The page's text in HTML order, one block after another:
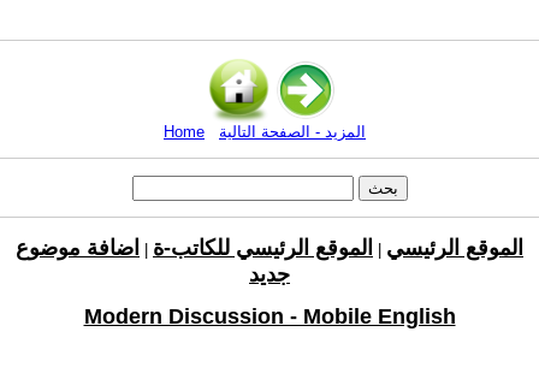
Home المزيد - الصفحة التالية
الموقع الرئيسي الموقع الرئيسي للكاتب-ة
اضافة موضوع
جديد
Modern Discussion - Mobile English